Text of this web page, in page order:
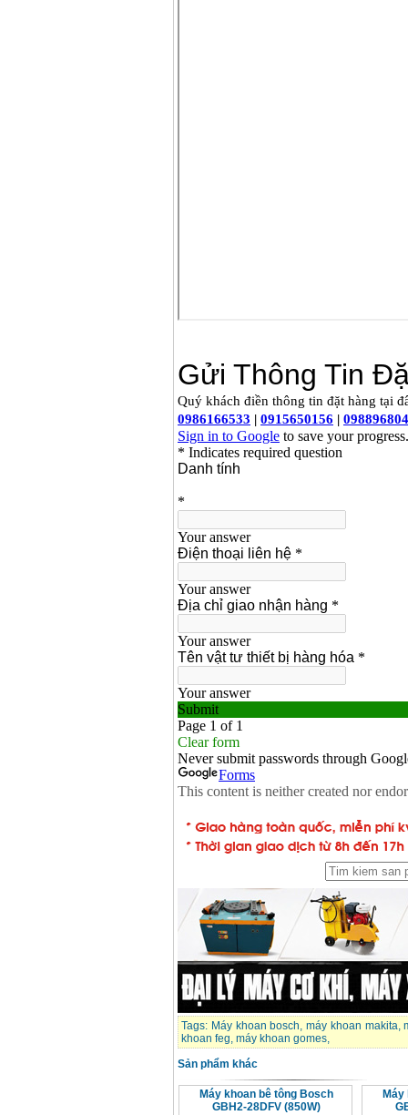
Tags: Máy khoan bosch, máy khoan makita,
khoan feg, máy khoan gomes,
Sản phẩm khác
Máy khoan bê tông Bosch
GBH2-28DFV (850W)